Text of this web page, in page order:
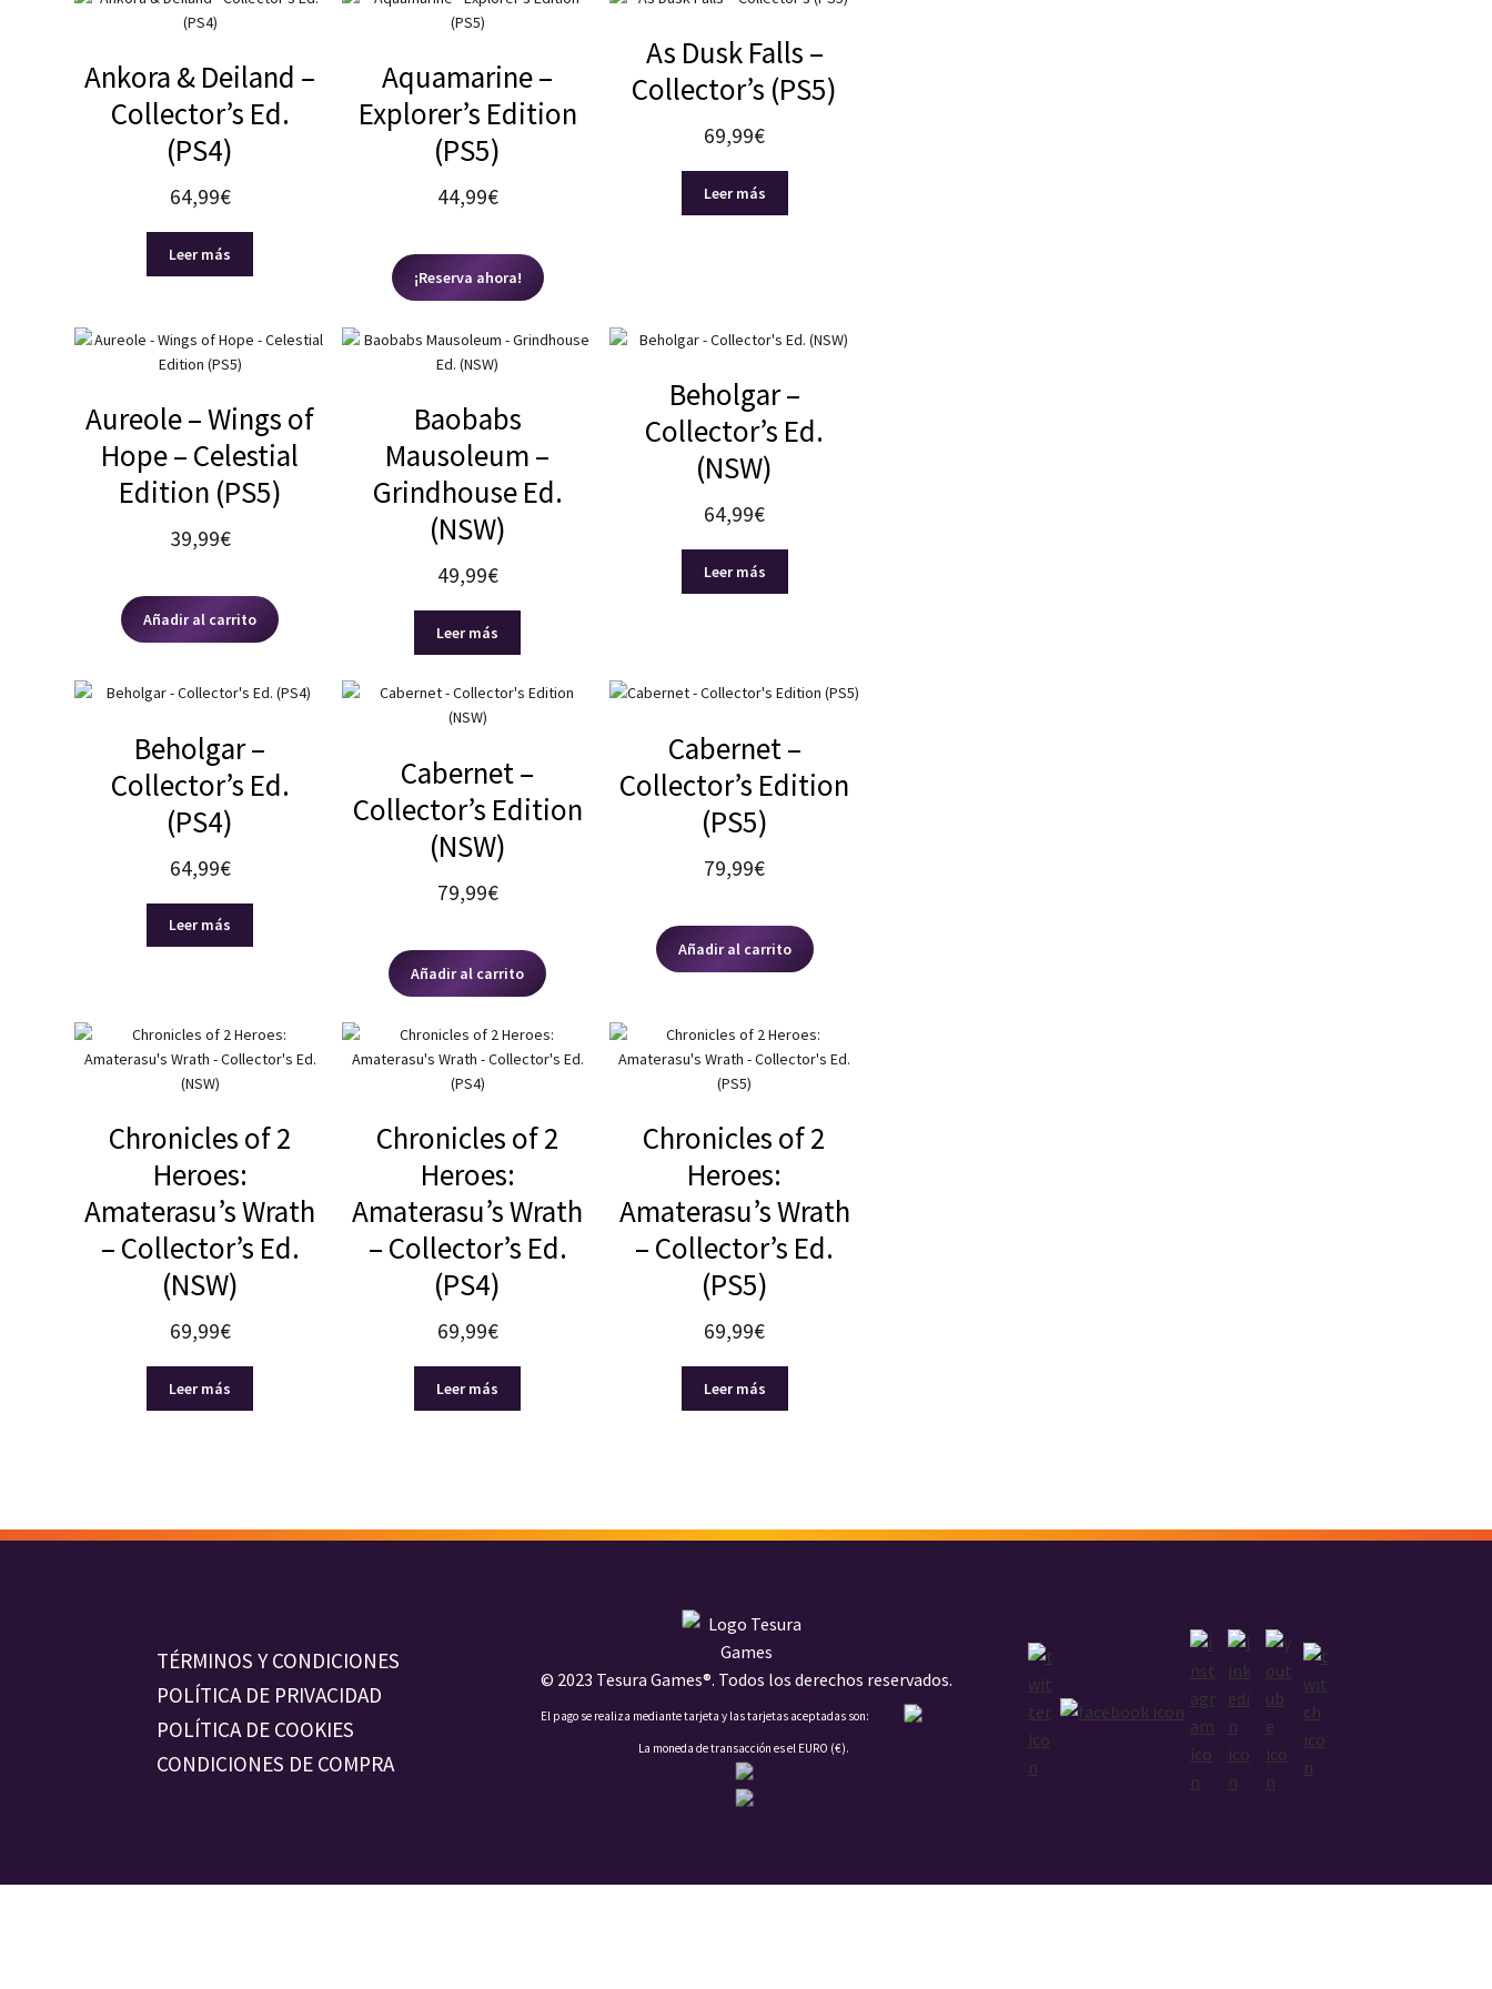
Ankora & Deiland –
Collector’s Ed.
(PS4)
64,99€
Leer más
Aquamarine –
Explorer’s Edition
(PS5)
44,99€
¡Reserva ahora!
As Dusk Falls –
Collector’s (PS5)
69,99€
Leer más
Aureole – Wings of
Hope – Celestial
Edition (PS5)
39,99€
Añadir al carrito
Baobabs
Mausoleum –
Grindhouse Ed.
(NSW)
49,99€
Leer más
Beholgar –
Collector’s Ed.
(NSW)
64,99€
Leer más
Beholgar –
Collector’s Ed.
(PS4)
64,99€
Leer más
Cabernet –
Collector’s Edition
(NSW)
79,99€
Añadir al carrito
Cabernet –
Collector’s Edition
(PS5)
79,99€
Añadir al carrito
Chronicles of 2
Heroes:
Amaterasu’s Wrath
– Collector’s Ed.
(NSW)
69,99€
Leer más
Chronicles of 2
Heroes:
Amaterasu’s Wrath
– Collector’s Ed.
(PS4)
69,99€
Leer más
Chronicles of 2
Heroes:
Amaterasu’s Wrath
– Collector’s Ed.
(PS5)
69,99€
Leer más
TÉRMINOS Y CONDICIONES
POLÍTICA DE PRIVACIDAD
POLÍTICA DE COOKIES
CONDICIONES DE COMPRA
© 2023 Tesura Games®. Todos los derechos reservados.
El pago se realiza mediante tarjeta y las tarjetas aceptadas son:
La moneda de transacción es el EURO (€).
Nuestras redes: